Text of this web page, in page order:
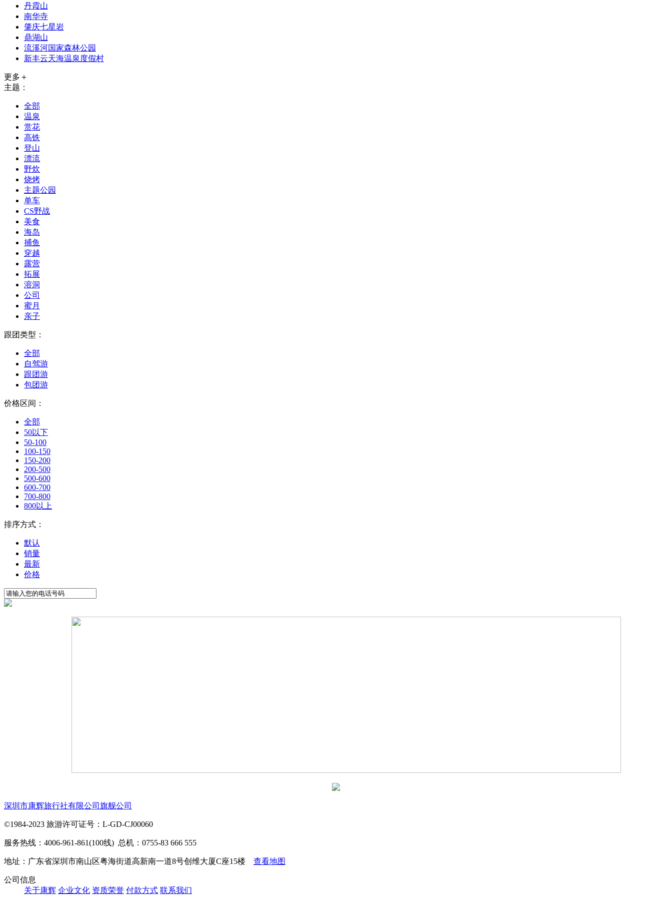
丹霞山
南华寺
肇庆七星岩
鼎湖山
流溪河国家森林公园
新丰云天海温泉度假村
更多＋
主题：
全部
温泉
赏花
高铁
登山
漂流
野炊
烧烤
主题公园
单车
CS野战
美食
海岛
捕鱼
穿越
露营
拓展
溶洞
公司
蜜月
亲子
跟团类型：
全部
自驾游
跟团游
包团游
价格区间：
全部
50以下
50-100
100-150
150-200
200-500
500-600
600-700
700-800
800以上
排序方式：
默认
销量
最新
价格
深圳市康辉旅行社有限公司旗舰公司
©1984-2023 旅游许可证号：L-GD-CJ00060
服务热线：4006-961-861(100线) 总机：0755-83 666 555
地址：广东省深圳市南山区粤海街道高新南一道8号创维大厦C座15楼 查看地图
公司信息
关于康辉 企业文化 资质荣誉 付款方式 联系我们